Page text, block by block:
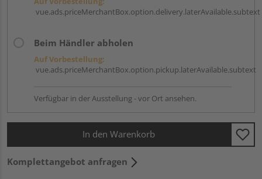
vue.ads.priceMerchantBox.option.delivery.laterAvailable.subtext
Beim Händler abholen
Auf Vorbestellung:
vue.ads.priceMerchantBox.option.pickup.laterAvailable.subtext
Verfügbar in der Ausstellung - vor Ort ansehen.
In den Warenkorb
Komplettangebot anfragen